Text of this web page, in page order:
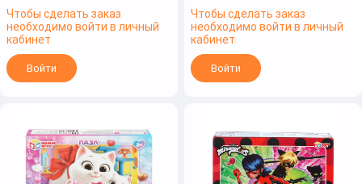
Чтобы сделать заказ
необходимо войти в личный
кабинет
Войти
Чтобы сделать заказ
необходимо войти в личный
кабинет
Войти